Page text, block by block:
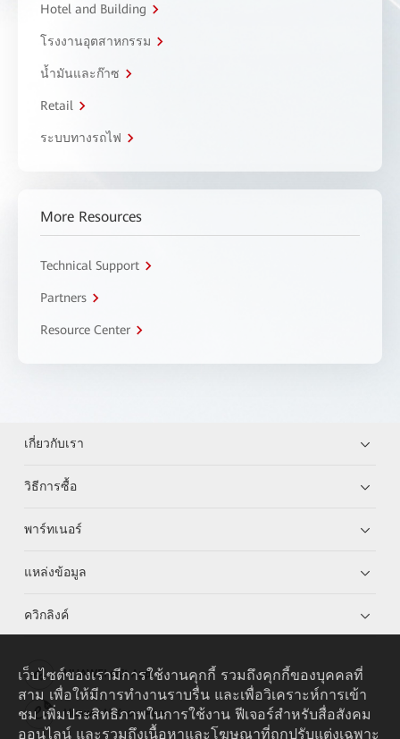
Hotel and Building
โรงงานอุตสาหกรรม
น้ำมันและก๊าซ
Retail
ระบบทางรถไฟ
More Resources
Technical Support
Partners
Resource Center
เกี่ยวกับเรา
วิธีการซื้อ
พาร์ทเนอร์
แหล่งข้อมูล
ควิกลิงค์
HUAWEI eKit App
Huawei HiKnow App
เว็บไซต์ของเรามีการใช้งานคุกกี้ รวมถึงคุกกี้ของบุคคลที่
สาม เพื่อให้มีการทำงานราบรื่น และเพื่อวิเคราะห์การเข้า
ชม เพิ่มประสิทธิภาพในการใช้งาน ฟีเจอร์สำหรับสื่อสังคม
ออนไลน์ และรวมถึงเนื้อหาและโฆษณาที่ถูกปรับแต่งเฉพาะ